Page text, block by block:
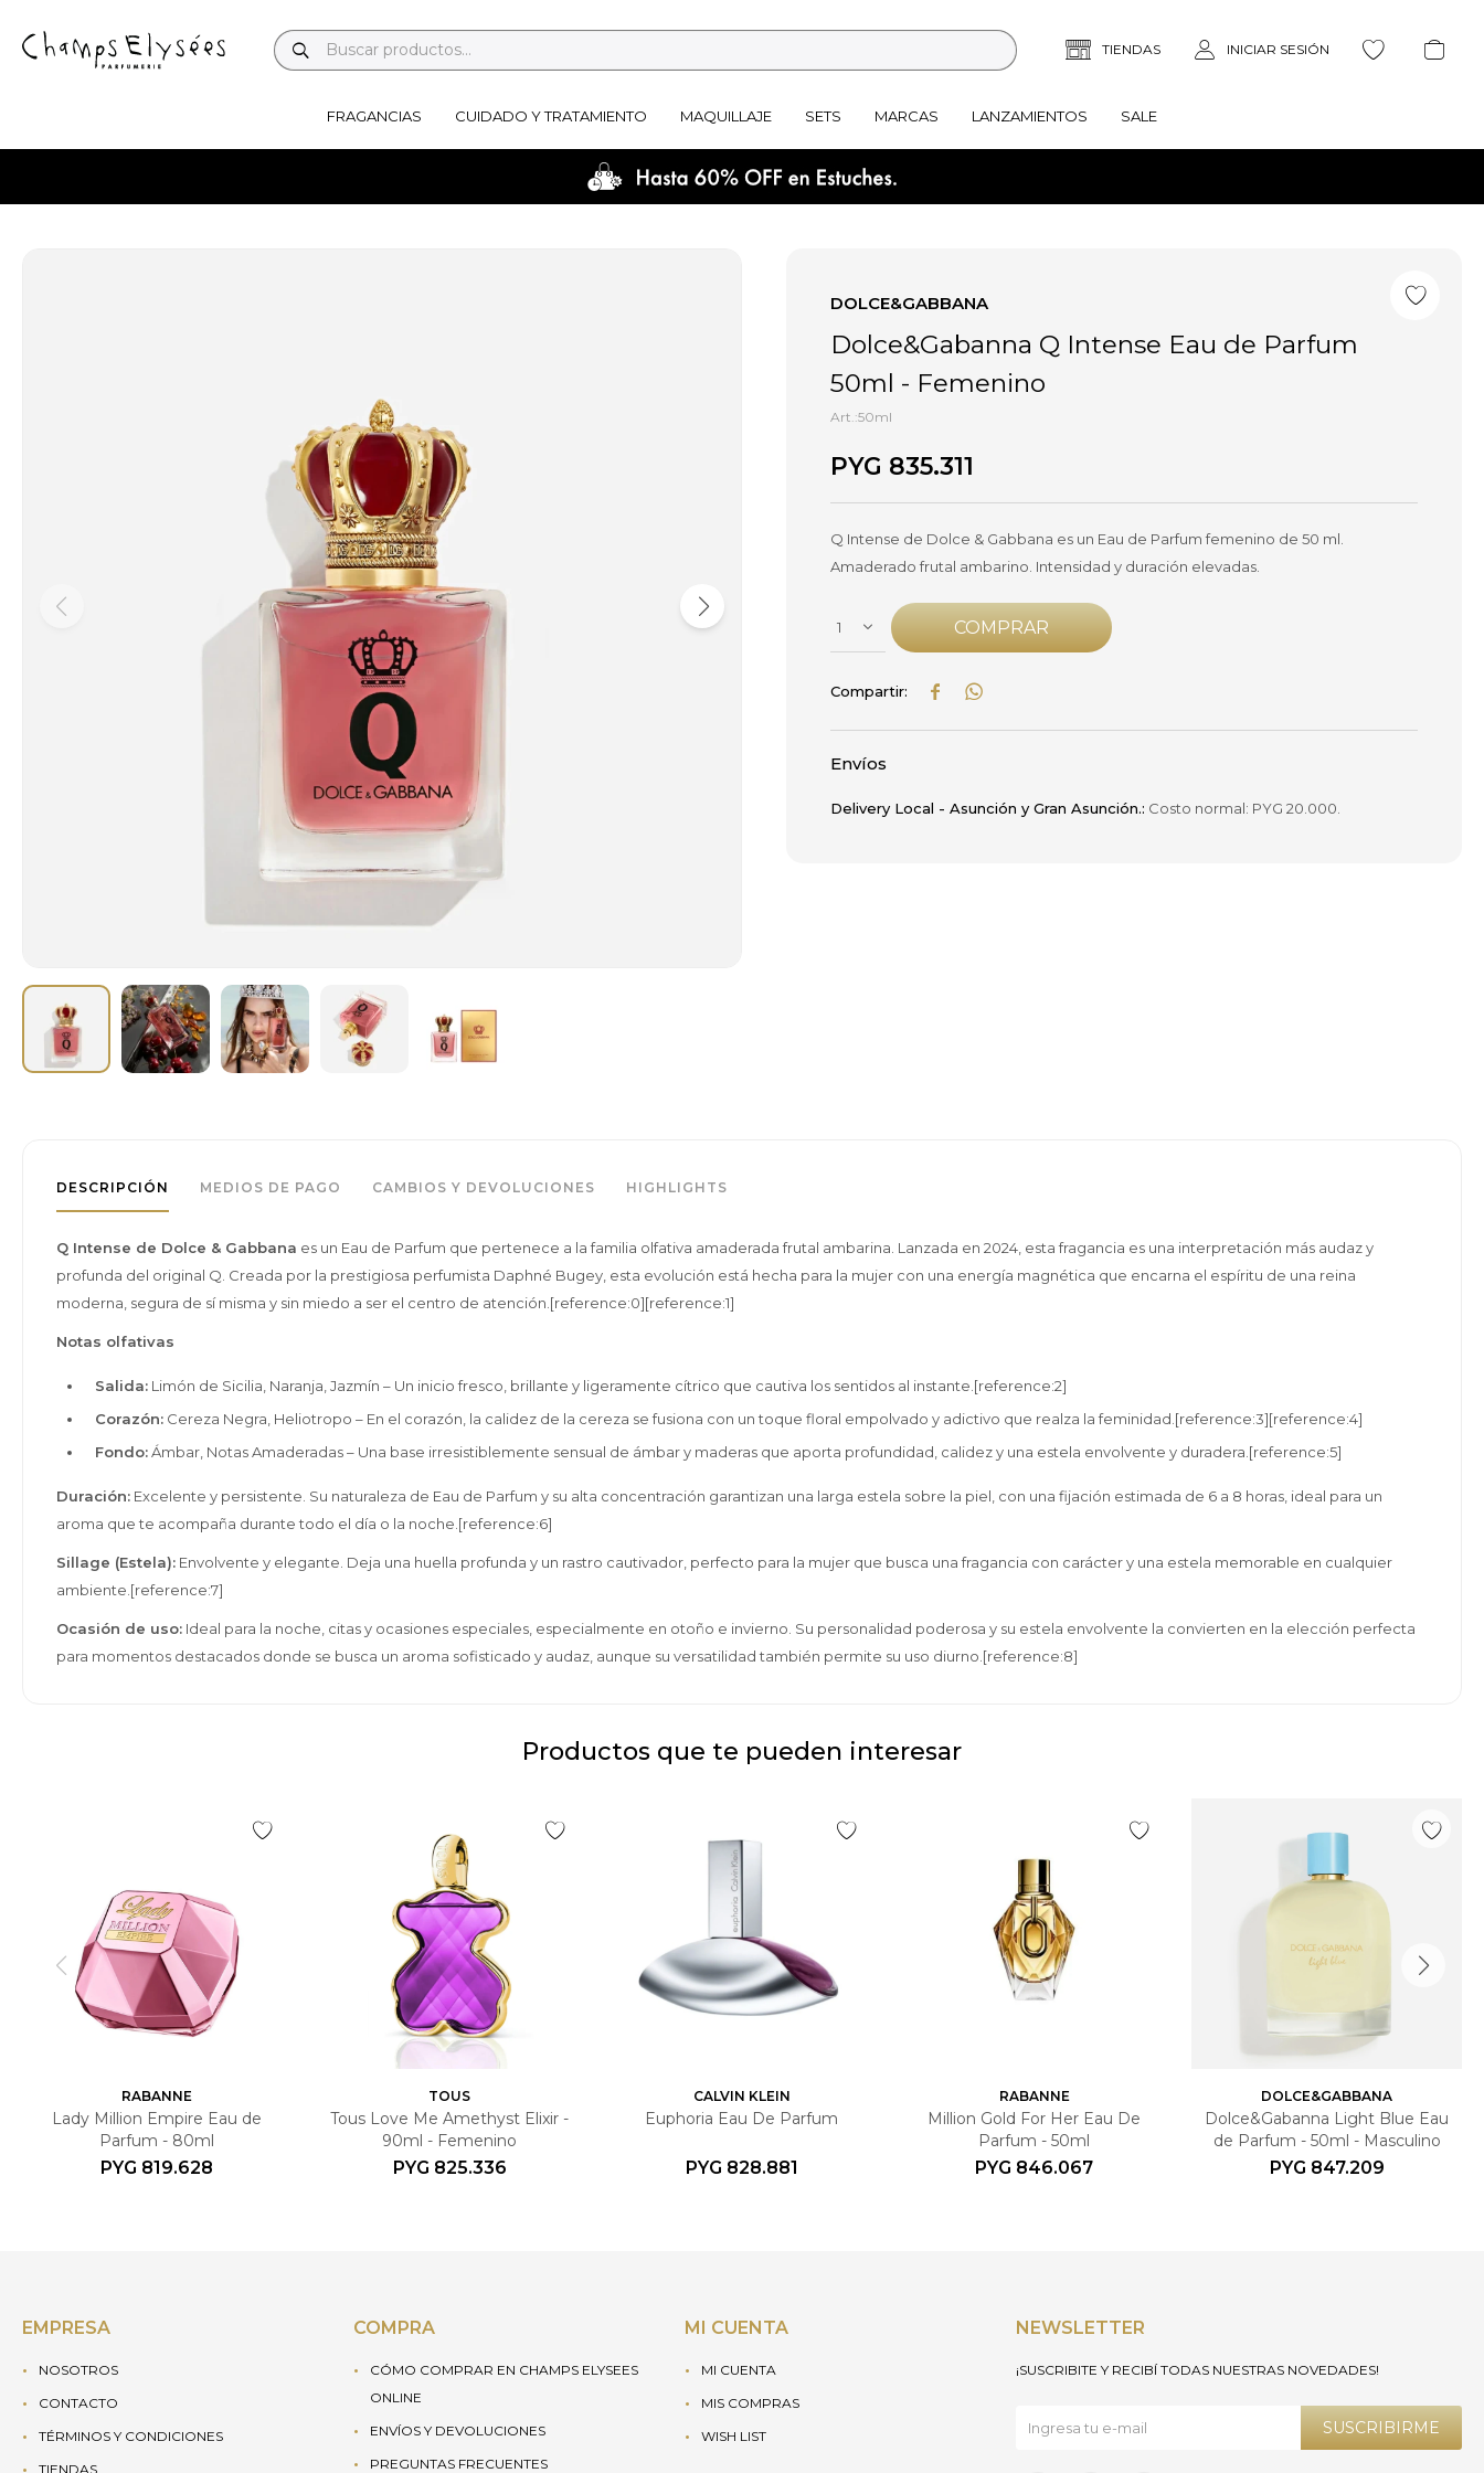
FRAGANCIAS CUIDADO Y TRATAMIENTO MAQUILLAJE SETS MARCAS LANZAMIENTOS SALE
DOLCE&GABBANA
Dolce&Gabanna Q Intense Eau de Parfum
50ml - Femenino
50ml
PYG 835.311
Q Intense de Dolce & Gabbana es un Eau de Parfum femenino de 50 ml.
Amaderado frutal ambarino. Intensidad y duración elevadas.
1 COMPRAR
 
Envíos
Delivery Local - Asunción y Gran Asunción.: Costo normal: PYG 20.000.
DESCRIPCIÓN MEDIOS DE PAGO CAMBIOS Y DEVOLUCIONES HIGHLIGHTS
Q Intense de Dolce & Gabbana es un Eau de Parfum que pertenece a la familia olfativa amaderada frutal ambarina. Lanzada en 2024, esta fragancia es una interpretación más audaz y
profunda del original Q. Creada por la prestigiosa perfumista Daphné Bugey, esta evolución está hecha para la mujer con una energía magnética que encarna el espíritu de una reina
moderna, segura de sí misma y sin miedo a ser el centro de atención.[reference:0][reference:1]
Notas olfativas
Salida: Limón de Sicilia, Naranja, Jazmín – Un inicio fresco, brillante y ligeramente cítrico que cautiva los sentidos al instante.[reference:2]
Corazón: Cereza Negra, Heliotropo – En el corazón, la calidez de la cereza se fusiona con un toque floral empolvado y adictivo que realza la feminidad.[reference:3][reference:4]
Fondo:Ámbar, Notas Amaderadas – Una base irresistiblemente sensual de ámbar y maderas que aporta profundidad, calidez y una estela envolvente y duradera.[reference:5]
Duración: Excelente y persistente. Su naturaleza de Eau de Parfum y su alta concentración garantizan una larga estela sobre la piel, con una fijación estimada de 6 a 8 horas, ideal para un
aroma que te acompaña durante todo el día o la noche.[reference:6]
Sillage (Estela): Envolvente y elegante. Deja una huella profunda y un rastro cautivador, perfecto para la mujer que busca una fragancia con carácter y una estela memorable en cualquier
ambiente.[reference:7]
Ocasión de uso: Ideal para la noche, citas y ocasiones especiales, especialmente en otoño e invierno. Su personalidad poderosa y su estela envolvente la convierten en la elección perfecta
para momentos destacados donde se busca un aroma sofisticado y audaz, aunque su versatilidad también permite su uso diurno.[reference:8]
Productos que te pueden interesar
RABANNE
Lady Million Empire Eau de
Parfum - 80ml
PYG 819.628
TOUS
Tous Love Me Amethyst Elixir -
90ml - Femenino
PYG 825.336
CALVIN KLEIN
Euphoria Eau De Parfum
PYG 828.881
RABANNE
Million Gold For Her Eau De
Parfum - 50ml
PYG 846.067
DOLCE&GABBANA
Dolce&Gabanna Light Blue Eau
de Parfum - 50ml - Masculino
PYG 847.209
EMPRESA
NOSOTROS
CONTACTO
TÉRMINOS Y CONDICIONES
TIENDAS
COMPRA
CÓMO COMPRAR EN CHAMPS ELYSEES
ONLINE
ENVÍOS Y DEVOLUCIONES
PREGUNTAS FRECUENTES
MI CUENTA
MI CUENTA
MIS COMPRAS
WISH LIST
NEWSLETTER
¡SUSCRIBITE Y RECIBÍ TODAS NUESTRAS NOVEDADES!
SUSCRIBIRME